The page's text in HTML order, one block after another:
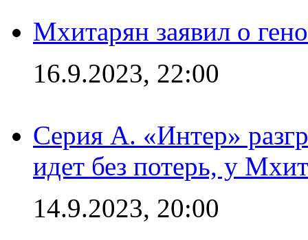
Мхитарян заявил о
16.9.2023, 22:00
Серия А. «Интер»
идет без потерь, у
14.9.2023, 20:00